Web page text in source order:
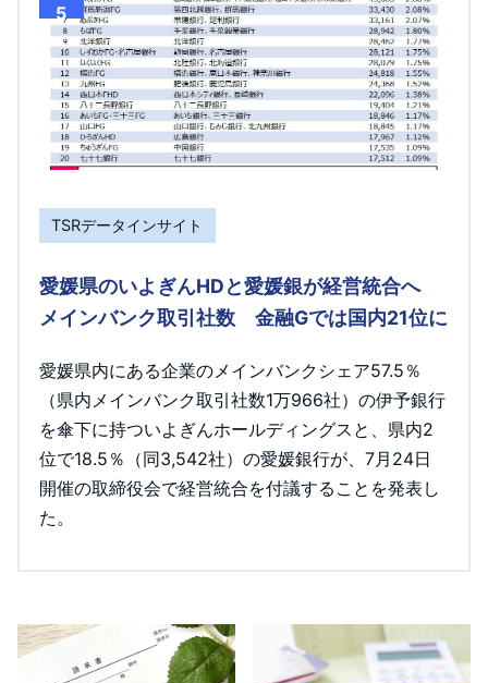
5
TSRデータインサイト
愛媛県のいよぎんHDと愛媛銀が経営統合へ
メインバンク取引社数 金融Gでは国内21位に
愛媛県内にある企業のメインバンクシェア57.5％
（県内メインバンク取引社数1万966社）の伊予銀行
を傘下に持ついよぎんホールディングスと、県内2
位で18.5％（同3,542社）の愛媛銀行が、7月24日
開催の取締役会で経営統合を付議することを発表し
た。